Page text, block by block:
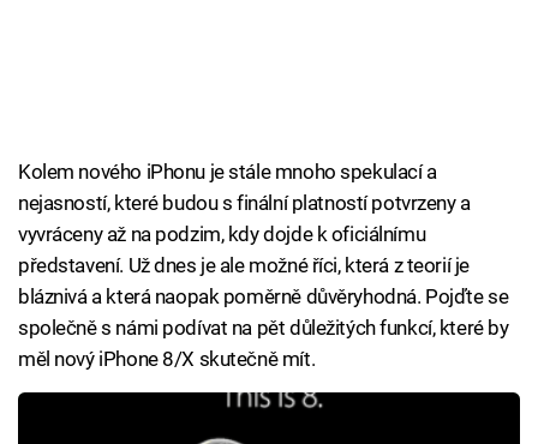
Kolem nového iPhonu je stále mnoho spekulací a
nejasností, které budou s finální platností potvrzeny a
vyvráceny až na podzim, kdy dojde k oficiálnímu
představení. Už dnes je ale možné říci, která z teorií je
bláznivá a která naopak poměrně důvěryhodná. Pojďte se
společně s námi podívat na pět důležitých funkcí, které by
měl nový iPhone 8/X skutečně mít.